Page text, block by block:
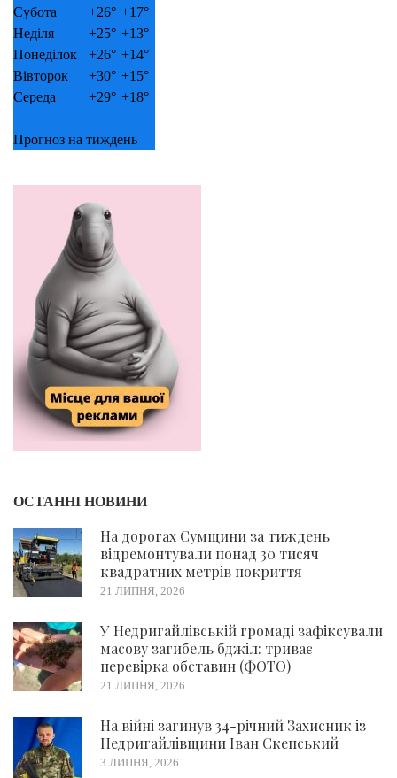
Субота
+26° +17°
Неділя
+25° +13°
Понеділок
+26° +14°
Вівторок
+30° +15°
Середа
+29° +18°
Прогноз на тиждень
ОСТАННІ НОВИНИ
На дорогах Сумщини за тиждень
відремонтували понад 30 тисяч
квадратних метрів покриття
21 ЛИПНЯ, 2026
У Недригайлівській громаді зафіксували
масову загибель бджіл: триває
перевірка обставин (ФОТО)
21 ЛИПНЯ, 2026
На війні загинув 34-річний Захисник із
Недригайлівщини Іван Скепський
3 ЛИПНЯ, 2026